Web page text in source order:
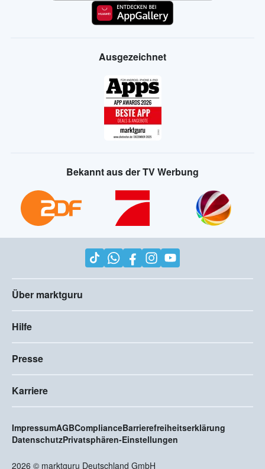
Ausgezeichnet
Bekannt aus der TV Werbung
Über marktguru
Hilfe
Presse
Karriere
ImpressumAGBComplianceBarrierefreiheitserklärung
DatenschutzPrivatsphären-Einstellungen
2026 © marktguru Deutschland GmbH